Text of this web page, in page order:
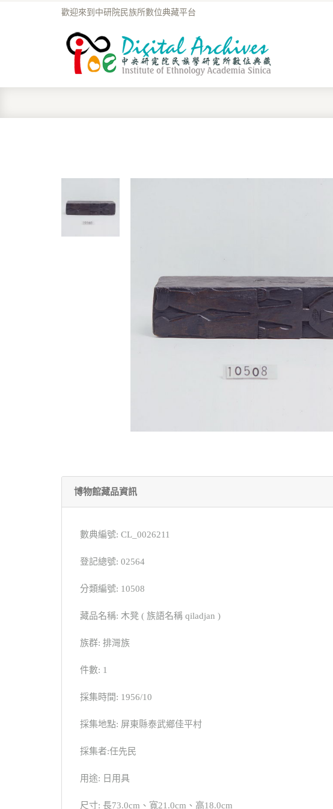
歡迎來到中研院民族所數位典藏平台
博物館藏品資訊
數典編號: CL_0026211
登記總號: 02564
分類編號: 10508
藏品名稱: 木凳 ( 族語名稱 qiladjan )
族群: 排灣族
件數: 1
採集時間: 1956/10
採集地點: 屏東縣泰武鄉佳平村
採集者:任先民
用途: 日用具
尺寸: 長73.0cm、寬21.0cm、高18.0cm